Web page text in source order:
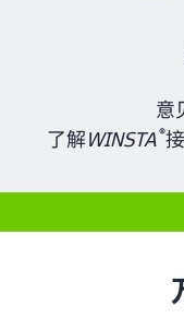
意
了解WINSTA®